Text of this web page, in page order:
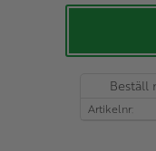
Beställ
Artikelnr